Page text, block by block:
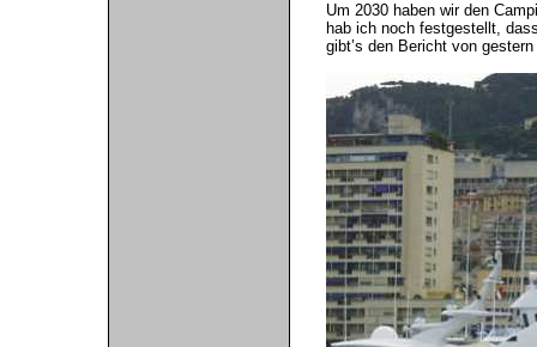
Um 2030 haben wir den
hab ich noch festgestellt,
gibt’s den Bericht von